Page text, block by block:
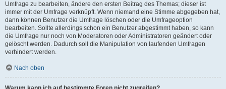
Umfrage zu bearbeiten, ändere den ersten Beitrag des Themas; dieser ist
immer mit der Umfrage verknüpft. Wenn niemand eine Stimme abgegeben hat,
dann können Benutzer die Umfrage löschen oder die Umfrageoption
bearbeiten. Sollte allerdings schon ein Benutzer abgestimmt haben, so kann
die Umfrage nur noch von Moderatoren oder Administratoren geändert oder
gelöscht werden. Dadurch soll die Manipulation von laufenden Umfragen
verhindert werden.
Nach oben